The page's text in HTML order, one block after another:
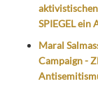
SPIEGEL
Maral
Campaign -